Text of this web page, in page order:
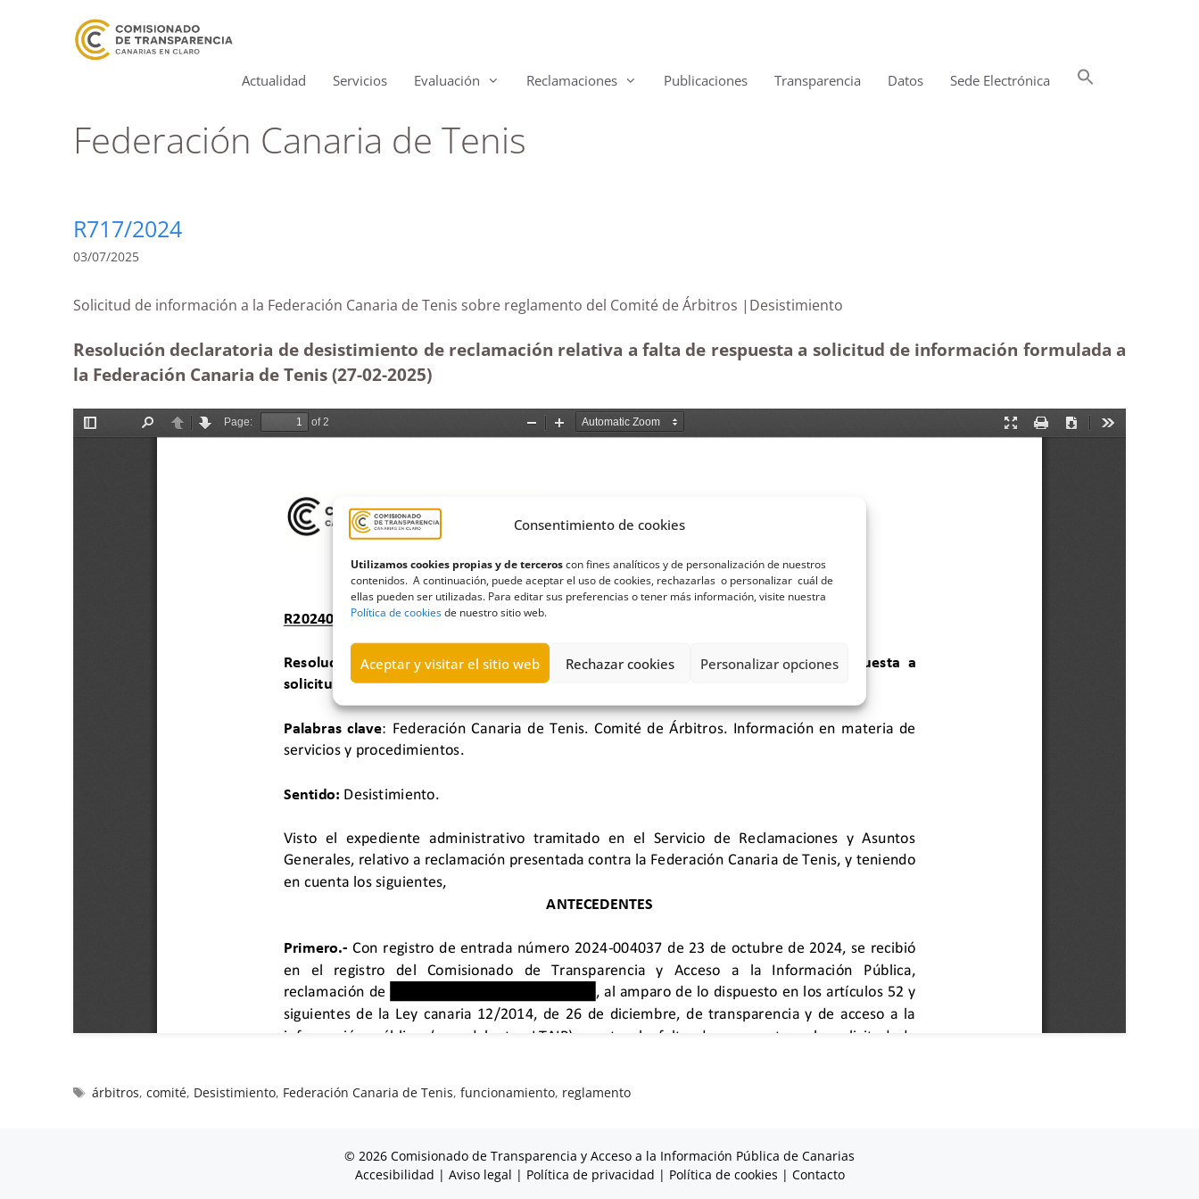
Consentimiento de cookies
Utilizamos cookies propias y de terceroscon fines analíticos y de personalización de nuestros
contenidos. A continuación, puede aceptar el uso de cookies, rechazarlas o personalizar cuál de
ellas pueden ser utilizadas. Para editar sus preferencias o tener más información, visite nuestra
Política de cookiesde nuestro sitio web.
Aceptar y visitar el sitio web Rechazar cookies Personalizar opciones
Actualidad Servicios Evaluación Reclamaciones Publicaciones Transparencia Datos Sede Electrónica
Federación Canaria de Tenis
R717/2024
03/07/2025
Solicitud de información a la Federación Canaria de Tenis sobre reglamento del Comité de Árbitros |Desistimiento
Resolución declaratoria de desistimiento de reclamación relativa a falta de respuesta a solicitud de información formulada a
la Federación Canaria de Tenis (27-02-2025)
árbitros,comité, Desistimiento, Federación Canaria de Tenis,funcionamiento, reglamento
© 2026 Comisionado de Transparencia y Acceso a la Información Pública de Canarias
Accesibilidad | Aviso legal | Política de privacidad | Política de cookies | Contacto